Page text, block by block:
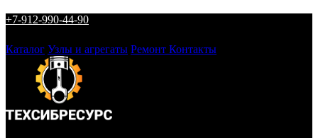
+7-912-990-44-90
Каталог Узлы и агрегаты Ремонт Контакты